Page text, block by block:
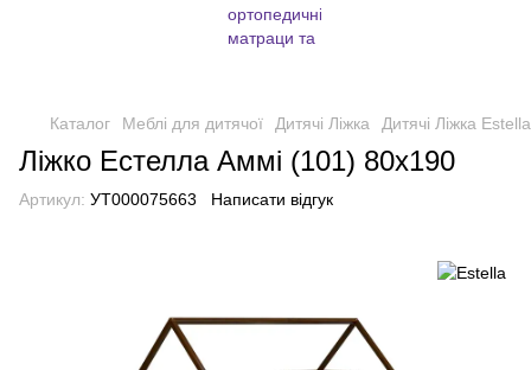
Каталог Меблі для дитячої Дитячі Ліжка Дитячі Ліжка Estella
Ліжко Естелла Аммі (101) 80х190
Артикул: УТ000075663 Написати відгук